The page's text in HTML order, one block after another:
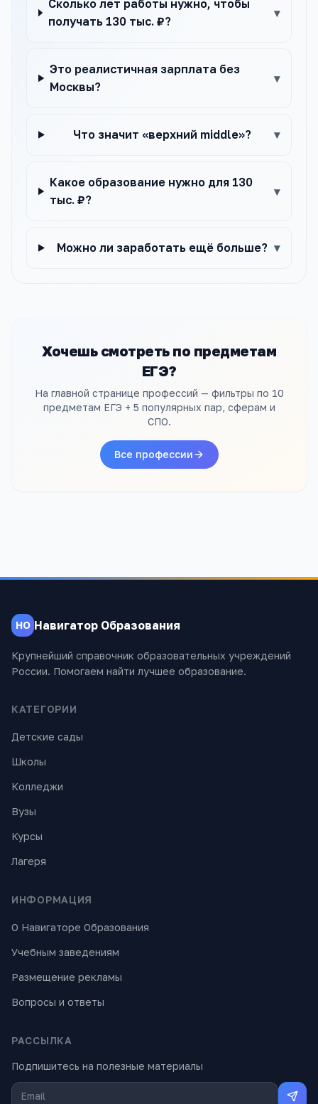
Сколько лет работы нужно, чтобы
получать 130 тыс. ₽?
▾
Это реалистичная зарплата без
Москвы?
▾
Что значит «верхний middle»? ▾
Какое образование нужно для 130
тыс. ₽?
▾
Можно ли заработать ещё больше? ▾
Хочешь смотреть по предметам
ЕГЭ?
На главной странице профессий — фильтры по 10
предметам ЕГЭ + 5 популярных пар, сферам и
СПО.
Все профессии
НО Навигатор Образования
Крупнейший справочник образовательных учреждений
России. Помогаем найти лучшее образование.
КАТЕГОРИИ
Детские сады
Школы
Колледжи
Вузы
Курсы
Лагеря
ИНФОРМАЦИЯ
О Навигаторе Образования
Учебным заведениям
Размещение рекламы
Вопросы и ответы
РАССЫЛКА
Подпишитесь на полезные материалы